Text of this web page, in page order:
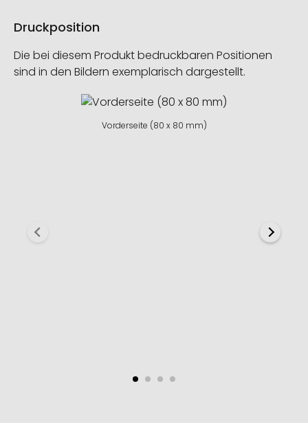
Druckposition
Die bei diesem Produkt bedruckbaren Positionen
sind in den Bildern exemplarisch dargestellt.
Vorderseite (80 x 80 mm)